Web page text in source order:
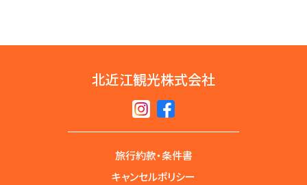
北近江観光株式会社
旅行約款・条件書
キャンセルポリシー